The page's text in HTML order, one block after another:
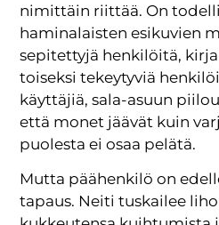
nimittäin riittää. On
haminalaisten esikuvien
sepitettyjä henkilöitä,
toiseksi tekeytyviä
käyttäjiä, sala-asuun
että monet jäävät kuin
puolesta ei osaa pelätä.
Mutta päähenkilö on
tapaus. Neiti tuskailee